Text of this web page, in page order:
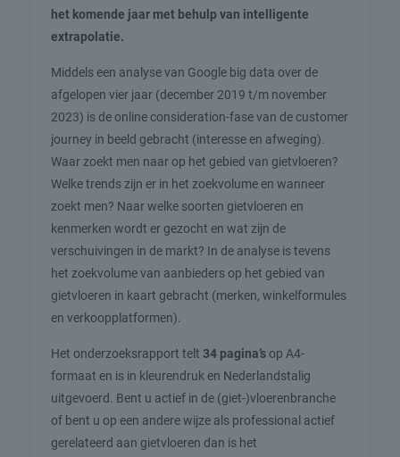
het komende jaar met behulp van intelligente
extrapolatie.
Middels een analyse van Google big data over de
afgelopen vier jaar (december 2019 t/m november
2023) is de online consideration-fase van de customer
journey in beeld gebracht (interesse en afweging).
Waar zoekt men naar op het gebied van gietvloeren?
Welke trends zijn er in het zoekvolume en wanneer
zoekt men? Naar welke soorten gietvloeren en
kenmerken wordt er gezocht en wat zijn de
verschuivingen in de markt? In de analyse is tevens
het zoekvolume van aanbieders op het gebied van
gietvloeren in kaart gebracht (merken, winkelformules
en verkoopplatformen).
Het onderzoeksrapport telt34 pagina’s op A4-
formaat en is in kleurendruk en Nederlandstalig
uitgevoerd. Bent u actief in de (giet-)vloerenbranche
of bent u op een andere wijze als professional actief
gerelateerd aan gietvloeren dan is het